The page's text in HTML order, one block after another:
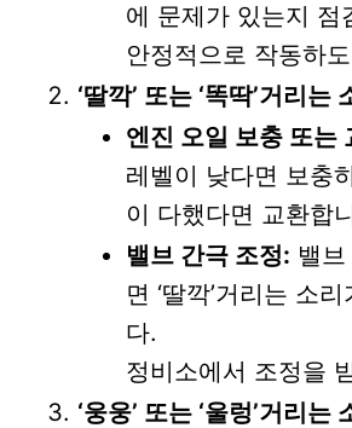
에 문제가 있는지 점
안정적으로 작동하
‘딸깍’ 또는 ‘똑딱’거리는
엔진 오일 보충 또는
레벨이 낮다면 보충
이 다했다면 교환합
밸브 간극 조정: 밸
면 ‘딸깍’거리는 소
다.
정비소에서 조정을
‘웅웅’ 또는 ‘울렁’거리는